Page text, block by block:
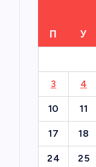
П У
3 4
10 11
17 18
24 25